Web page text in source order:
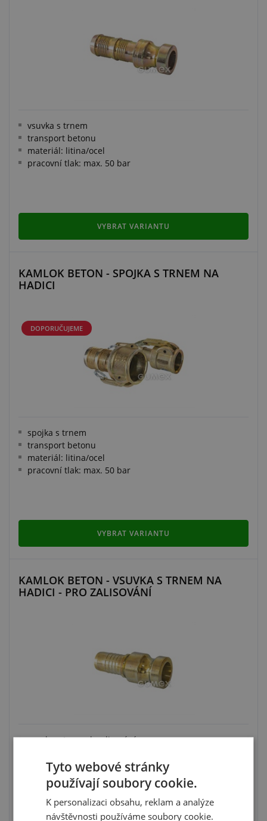
vsuvka s trnem
transport betonu
materiál: litina/ocel
pracovní tlak: max. 50 bar
VYBRAT VARIANTU
KAMLOK BETON - SPOJKA S TRNEM NA
HADICI
DOPORUČUJEME
spojka s trnem
transport betonu
materiál: litina/ocel
pracovní tlak: max. 50 bar
VYBRAT VARIANTU
KAMLOK BETON - VSUVKA S TRNEM NA
HADICI - PRO ZALISOVÁNÍ
vsuvka s trnem k zalisování
materiál: litina/ocel
pracovní tlak: max. 50 bar
Tyto webové stránky
používají soubory cookie.
K personalizaci obsahu, reklam a analýze
návštěvnosti používáme soubory cookie.